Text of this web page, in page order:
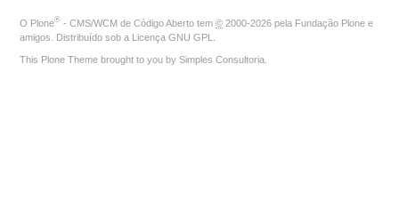
O Plone® - CMS/WCM de Código Aberto tem © 2000-2026 pela Fundação Plone e
amigos. Distribuído sob a Licença GNU GPL
This Plone Theme brought to you by Simples Consultoria